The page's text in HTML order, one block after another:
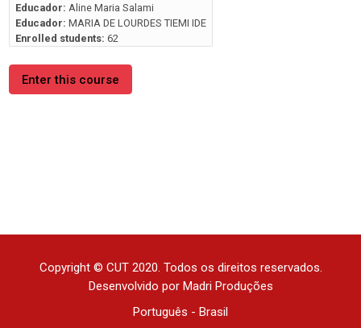
Educador: Aline Maria Salami
Educador: MARIA DE LOURDES TIEMI IDE
Enrolled students: 62
Enter this course
Copyright © CUT 2020. Todos os direitos reservados.
Desenvolvido por Madri Produções
Português - Brasil